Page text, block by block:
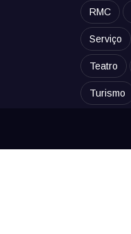
RMC
Serviço
Teatro
Turismo